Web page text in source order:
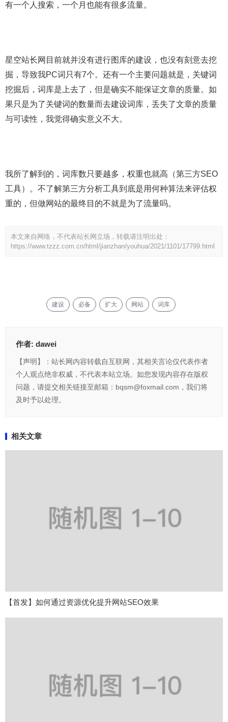
有一个人搜索，一个月也能有很多流量。
星空站长网目前就并没有进行图库的建设，也没有刻意去挖
掘，导致我PC词只有7个。还有一个主要问题就是，关键词
挖掘后，词库是上去了，但是确实不能保证文章的质量。如
果只是为了关键词的数量而去建设词库，丢失了文章的质量
与可读性，我觉得确实意义不大。
我所了解到的，词库数只要越多，权重也就高（第三方SEO
工具）。不了解第三方分析工具到底是用何种算法来评估权
重的，但做网站的最终目的不就是为了流量吗。
本文来自网络，不代表站长网立场，转载请注明出处：
https://www.tzzz.com.cn/html/jianzhan/youhua/2021/1101/17799.html
建设 必备 扩大 网站 词库
作者: dawei
【声明】：站长网内容转载自互联网，其相关言论仅代表作者
个人观点绝非权威，不代表本站立场。如您发现内容存在版权
问题，请提交相关链接至邮箱：bqsm@foxmail.com，我们将
及时予以处理。
相关文章
【首发】如何通过资源优化提升网站SEO效果